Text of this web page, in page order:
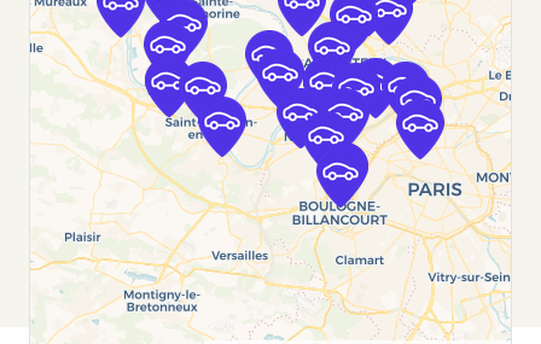
Voir l'agence
Free2move Rent - S&You - NANTERRE (F)
6.0 km
49 Rue Noël Pons
NANTERRE, 92000
Voir l'agence
Free2move Rent - S&You - NANTERRE (P)
6.0 km
49 Rue Noël Pons